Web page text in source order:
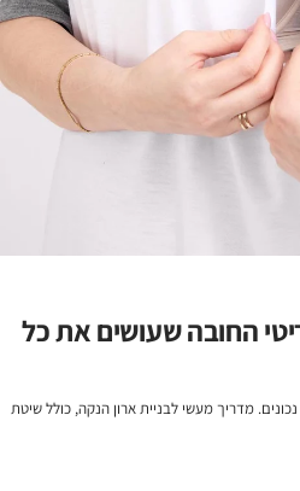
ההנקה: 5 פריטי החובה שעושים את כל
מדריך מעשי לבניית ארון הנקה, כולל שיטת